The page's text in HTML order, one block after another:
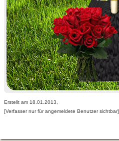
Erstellt am 18.01.2013,
[Verfasser nur für angemeldete Benutzer sichtbar]